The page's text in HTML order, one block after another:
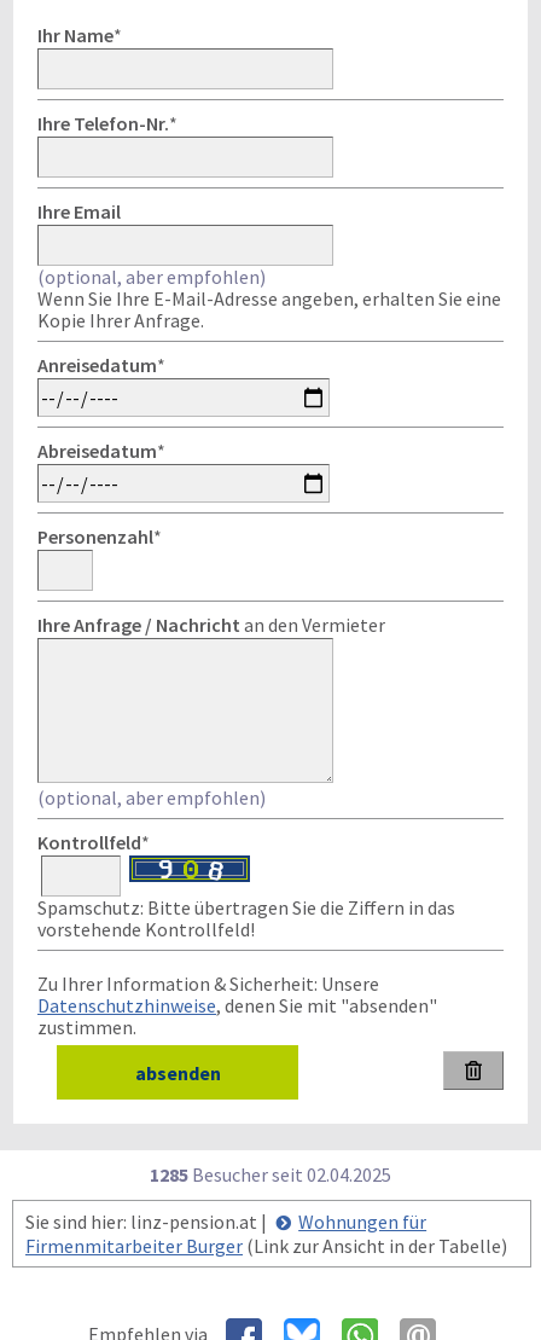
Ihr Name*
Ihre Telefon-Nr.*
Ihre Email
(optional, aber empfohlen)
Wenn Sie Ihre E-Mail-Adresse angeben, erhalten Sie eine
Kopie Ihrer Anfrage.
Anreisedatum*
Abreisedatum*
Personenzahl*
Ihre Anfrage / Nachricht an den Vermieter
(optional, aber empfohlen)
Kontrollfeld*
Spamschutz: Bitte übertragen Sie die Ziffern in das
vorstehende Kontrollfeld!
Zu Ihrer Information & Sicherheit: Unsere
Datenschutzhinweise, denen Sie mit "absenden"
zustimmen.

1285 Besucher seit 02.04.2025
Sie sind hier: linz-pension.at |
Wohnungen für
Firmenmitarbeiter Burger (Link zur Ansicht in der Tabelle)
Empfehlen via